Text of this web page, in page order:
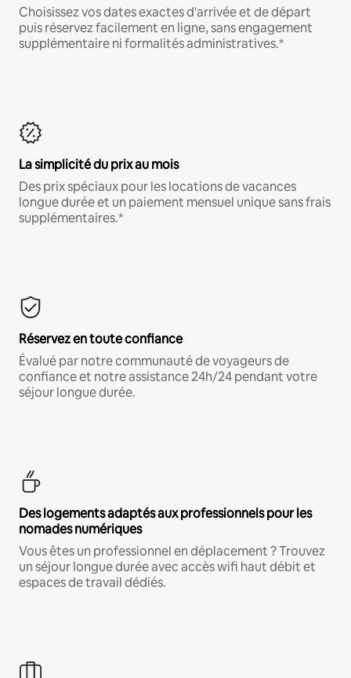
Choisissez vos dates exactes d'arrivée et de départ
puis réservez facilement en ligne, sans engagement
supplémentaire ni formalités administratives.*
La simplicité du prix au mois
Des prix spéciaux pour les locations de vacances
longue durée et un paiement mensuel unique sans frais
supplémentaires.*
Réservez en toute confiance
Évalué par notre communauté de voyageurs de
confiance et notre assistance 24h/24 pendant votre
séjour longue durée.
Des logements adaptés aux professionnels pour les
nomades numériques
Vous êtes un professionnel en déplacement ? Trouvez
un séjour longue durée avec accès wifi haut débit et
espaces de travail dédiés.